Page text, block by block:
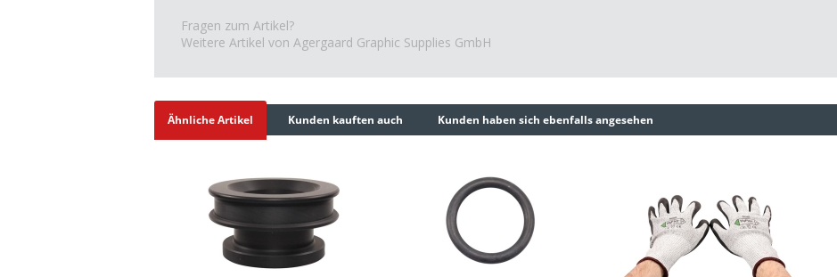
Fragen zum Artikel?
Weitere Artikel von Agergaard Graphic Supplies GmbH
Ähnliche Artikel Kunden kauften auch Kunden haben sich ebenfalls angesehen